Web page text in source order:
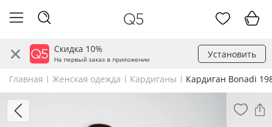
Скидка 10%
На первый заказ в приложении Установить
Главная Женская одежда Кардиганы Кардиган Bonadi